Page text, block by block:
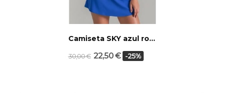
Camiseta SKY azul royal
30,00 € 22,50 € -25%